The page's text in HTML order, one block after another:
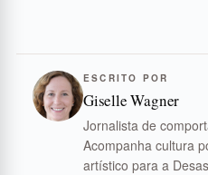
ESCRITO POR
Giselle Wagner
Jornalista de
Acompanha cultura
artístico para a